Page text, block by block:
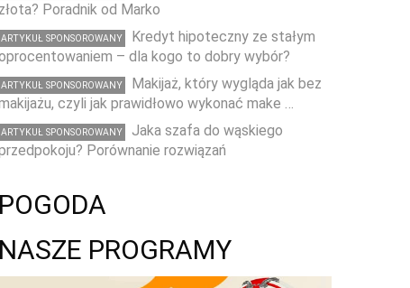
złota? Poradnik od Marko
ARTYKUŁ SPONSOROWANY
Kredyt hipoteczny ze stałym
– dla kogo to dobry wybór?
ARTYKUŁ SPONSOROWANY
Makijaż, który wygląda jak bez
czyli jak prawidłowo wykonać make …
ARTYKUŁ SPONSOROWANY
Jaka szafa do wąskiego
Porównanie rozwiązań
POGODA
NASZE PROGRAMY